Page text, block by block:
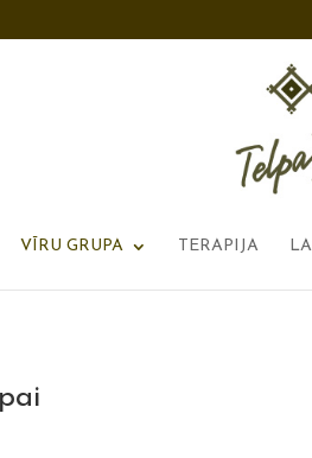
VĪRU GRUPA TERAPIJA